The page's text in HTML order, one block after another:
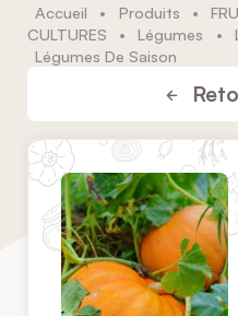
Accueil • Produits •
CULTURES
• Légumes •
Légumes De Saison